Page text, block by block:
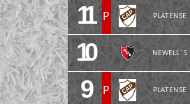
11 P PLATENSE
10 NEWELL´S
9 P PLATENSE